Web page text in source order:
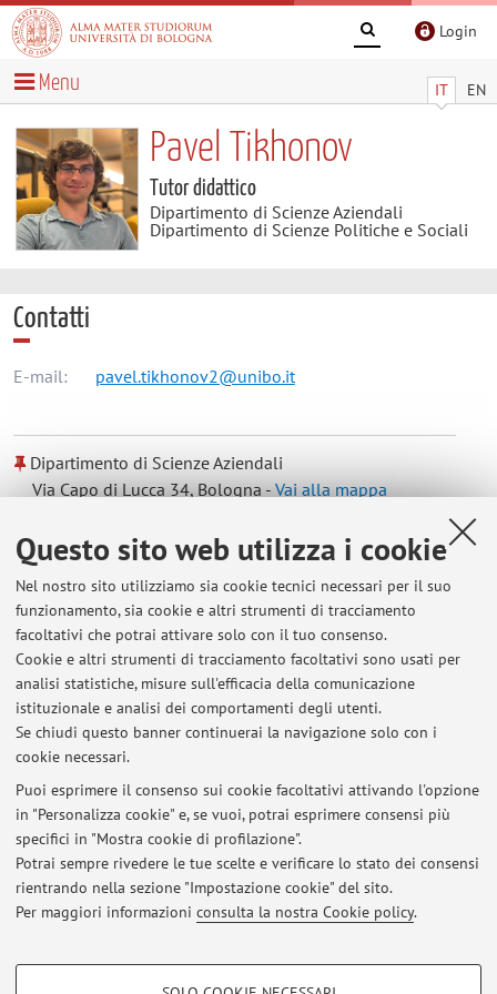
Questo sito web utilizza i cookie
Nel nostro sito utilizziamo sia cookie tecnici necessari per il suo
funzionamento, sia cookie e altri strumenti di tracciamento
facoltativi che potrai attivare solo con il tuo consenso.
Cookie e altri strumenti di tracciamento facoltativi sono usati per
analisi statistiche, misure sull'efficacia della comunicazione
istituzionale e analisi dei comportamenti degli utenti.
Se chiudi questo banner continuerai la navigazione solo con i
cookie necessari.
Puoi esprimere il consenso sui cookie facoltativi attivando l'opzione
in "Personalizza cookie" e, se vuoi, potrai esprimere consensi più
specifici in "Mostra cookie di profilazione".
Potrai sempre rivedere le tue scelte e verificare lo stato dei consensi
rientrando nella sezione "Impostazione cookie" del sito.
Per maggiori informazioni consulta la nostra Cookie policy.
COOKIE DI PROFILAZIONE - FACOLTATIVI
Login
IT EN
Menu
Pavel Tikhonov
Tutor didattico
Dipartimento di Scienze Aziendali
Dipartimento di Scienze Politiche e Sociali
Contatti
E-mail: pavel.tikhonov2@unibo.it
Dipartimento di Scienze Aziendali
Via Capo di Lucca 34, Bologna -Vai alla mappa
Dipartimento di Scienze Politiche e Sociali
Strada Maggiore 45, Bologna - Vai alla mappa
Risorse in rete
ORCID
Ultimi avvisi
Al momento non sono presenti avvisi.